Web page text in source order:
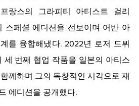
랑스의 그라피티 아티스트 걸리
스페셜 에디션을 선보이며 어반 아
를 융합해냈다. 2022년 로저 드뷔
세 번째 협업 작품을 일본의 아티스
께하며 그의 독창적인 시각으로 재
에디션을 공개했다.